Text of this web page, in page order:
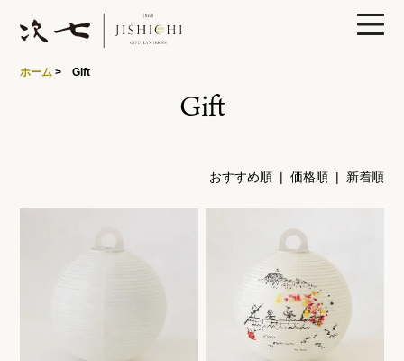
ホーム > Gift
Gift
おすすめ順| 価格順 | 新着順